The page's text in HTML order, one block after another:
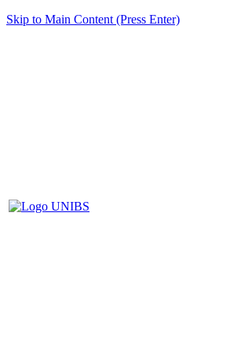
Skip to Main Content (Press Enter)